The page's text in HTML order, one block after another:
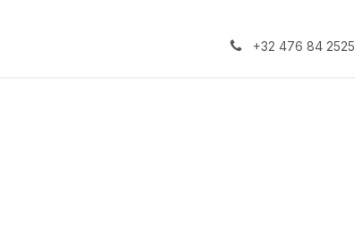
Afspraak Blog
+32 476 84 2525